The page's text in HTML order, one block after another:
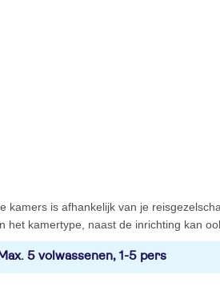
kamers is afhankelijk van je
het kamertype, naast de inrichting kan
5 volwassenen, 1-5 pers